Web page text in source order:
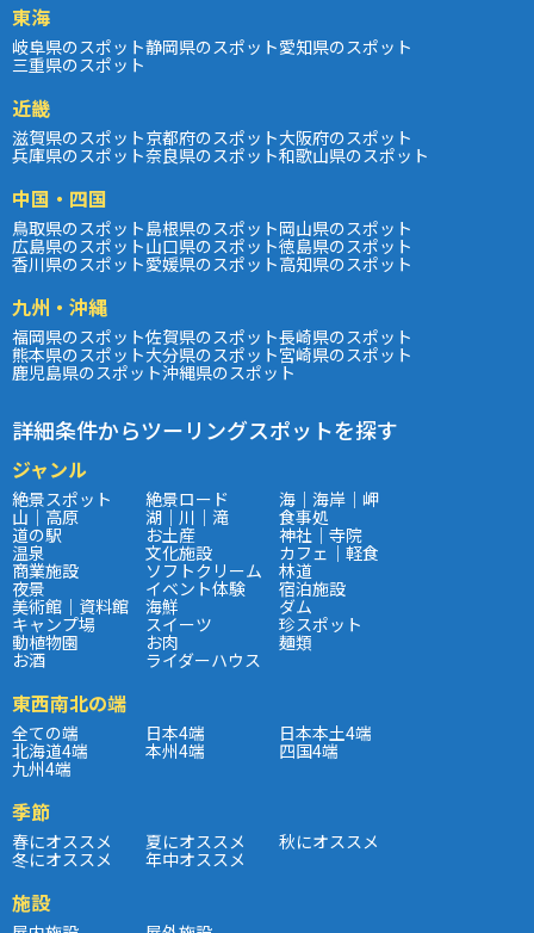
東海
岐阜県のスポット静岡県のスポット愛知県のスポット
三重県のスポット
近畿
滋賀県のスポット京都府のスポット大阪府のスポット
兵庫県のスポット奈良県のスポット和歌山県のスポット
中国・四国
鳥取県のスポット島根県のスポット岡山県のスポット
広島県のスポット山口県のスポット徳島県のスポット
香川県のスポット愛媛県のスポット高知県のスポット
九州・沖縄
福岡県のスポット佐賀県のスポット長崎県のスポット
熊本県のスポット大分県のスポット宮崎県のスポット
鹿児島県のスポット沖縄県のスポット
詳細条件からツーリングスポットを探す
ジャンル
絶景スポット 絶景ロード 海｜海岸｜岬
山｜高原 湖｜川｜滝 食事処
道の駅 お土産 神社｜寺院
温泉 文化施設 カフェ｜軽食
商業施設 ソフトクリーム 林道
夜景 イベント体験 宿泊施設
美術館｜資料館 海鮮 ダム
キャンプ場 スイーツ 珍スポット
動植物園 お肉 麺類
お酒 ライダーハウス
東西南北の端
全ての端 日本4端 日本本土4端
北海道4端 本州4端 四国4端
九州4端
季節
春にオススメ 夏にオススメ 秋にオススメ
冬にオススメ 年中オススメ
施設